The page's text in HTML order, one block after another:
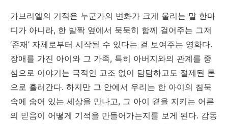
가브리엘의 기적은 누군가의 변화가 크게 울리는 말 한마
디가 아니라, 한 발짝 옆에서 묵묵히 함께 걸어주는 그저
‘존재’ 자체로부터 시작될 수 있다는 걸 보여주는 영화다.
장애를 가진 아이와 그 가족, 특히 아버지와의 관계를 중
심으로 이야기는 극적인 고조 없이 담담하고도 절제된 톤
으로 흘러간다. 하지만 그 안에서 우리는 한 아이의 침묵
속에 숨어 있는 세상을 만나고, 그 아이 곁을 지키는 어른
의 믿음이 어떻게 기적을 만들어가는지를 보게 된다. 감동